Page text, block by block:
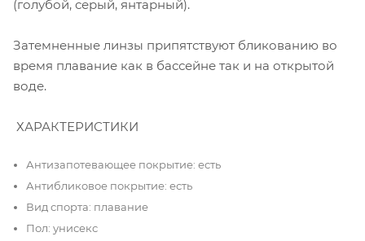
(голубой, серый, янтарный).
Затемненные линзы припятствуют бликованию во
время плавание как в бассейне так и на открытой
воде.
ХАРАКТЕРИСТИКИ
Антизапотевающее покрытие: есть
Антибликовое покрытие: есть
Вид спорта: плавание
Пол: унисекс